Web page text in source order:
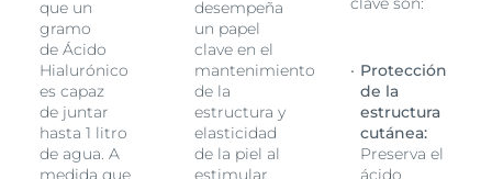
que un
gramo
de Ácido
Hialurónico
es capaz
de juntar
hasta 1 litro
de agua. A
medida que
desempeña
un papel
clave en el
mantenimiento
de la
estructura y
elasticidad
de la piel al
estimular
Protección
de la
estructura
cutánea:
Preserva el
ácido